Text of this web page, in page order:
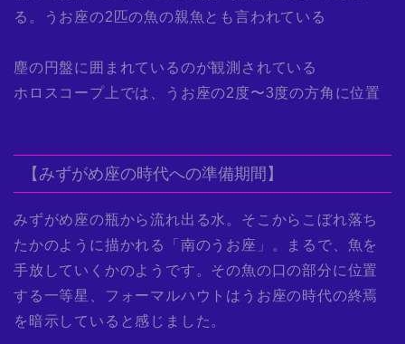
る。うお座の2匹の魚の親魚とも言われている
塵の円盤に囲まれているのが観測されている
ホロスコープ上では、うお座の2度〜3度の方角に位置
【みずがめ座の時代への準備期間】
みずがめ座の瓶から流れ出る水。そこからこぼれ落ち
たかのように描かれる「南のうお座」。まるで、魚を
手放していくかのようです。その魚の口の部分に位置
する一等星、フォーマルハウトはうお座の時代の終焉
を暗示していると感じました。